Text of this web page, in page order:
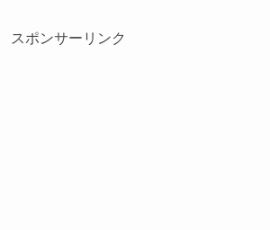
スポンサーリンク